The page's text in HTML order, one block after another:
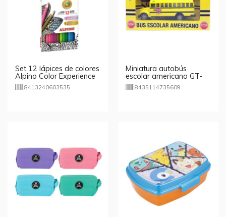
Set 12 lápices de colores
Alpino Color Experience
3,3mm
8413240603535
Miniatura autobús
escolar americano GT-
35608435114735609